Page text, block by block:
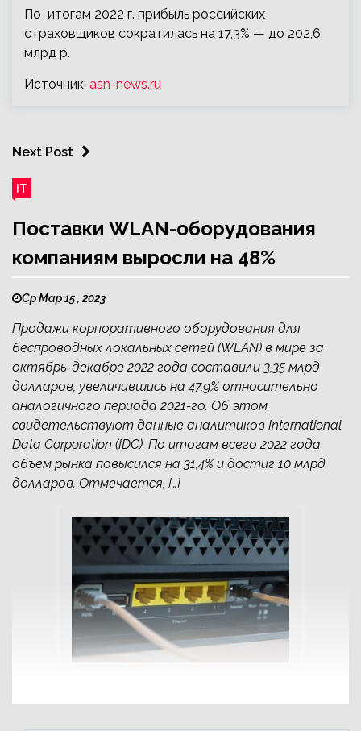
По итогам 2022 г. прибыль российских
страховщиков сократилась на 17,3% — до 202,6
млрд р.
Источник: asn-news.ru
Next Post
IT
Поставки WLAN-оборудования
компаниям выросли на 48%
Ср Мар 15 , 2023
Продажи корпоративного оборудования для
беспроводных локальных сетей (WLAN) в мире за
октябрь-декабре 2022 года составили 3,35 млрд
долларов, увеличившись на 47,9% относительно
аналогичного периода 2021-го. Об этом
свидетельствуют данные аналитиков International
Data Corporation (IDC). По итогам всего 2022 года
объем рынка повысился на 31,4% и достиг 10 млрд
долларов. Отмечается, […]